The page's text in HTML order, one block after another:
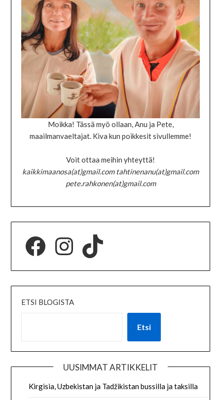
Moikka! Tässä myö ollaan, Anu ja Pete,
maailmanvaeltajat. Kiva kun poikkesit sivullemme!
Voit ottaa meihin yhteyttä!
kaikkimaanosa(at)gmail.com tahtinenanu(at)gmail.com
pete.rahkonen(at)gmail.com
ETSI BLOGISTA
Etsi
UUSIMMAT ARTIKKELIT
Kirgisia, Uzbekistan ja Tadžikistan bussilla ja taksilla